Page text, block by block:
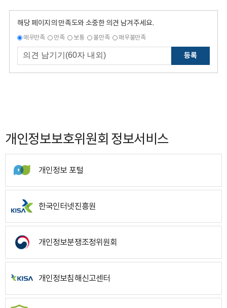
해당 페이지의 만족도와 소중한 의견 남겨주세요.
매우만족 만족 보통 불만족 매우불만족
등록
개인정보보호위원회 정보서비스
개인정보 포털
한국인터넷진흥원
개인정보분쟁조정위원회
개인정보침해신고센터